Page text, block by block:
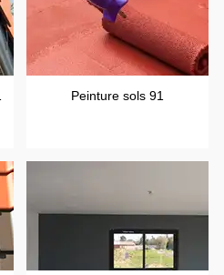
Peinture sols 91